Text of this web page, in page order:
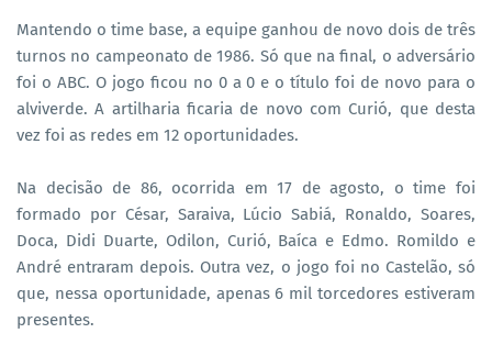
Mantendo o time base, a equipe ganhou de novo dois de três
turnos no campeonato de 1986. Só que na final, o adversário
foi o ABC. O jogo ficou no 0 a 0 e o título foi de novo para o
alviverde. A artilharia ficaria de novo com Curió, que desta
vez foi as redes em 12 oportunidades.
Na decisão de 86, ocorrida em 17 de agosto, o time foi
formado por César, Saraiva, Lúcio Sabiá, Ronaldo, Soares,
Doca, Didi Duarte, Odilon, Curió, Baíca e Edmo. Romildo e
André entraram depois. Outra vez, o jogo foi no Castelão, só
que, nessa oportunidade, apenas 6 mil torcedores estiveram
presentes.